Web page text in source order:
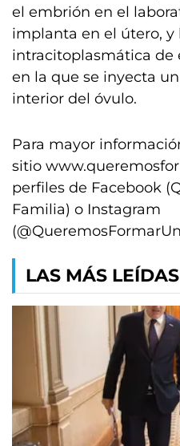
el embrión en el
implanta en el útero, y
intracitoplasmática de
en la que se inyecta
interior del óvulo.
Para mayor
sitio
perfiles de Facebook
Familia) o Instagram
LAS MÁS LEÍDAS